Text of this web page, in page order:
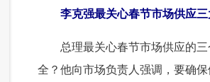
李克强最关心春节市场供应
总理最关心春节市场供应的
全？他向市场负责人强调，要确